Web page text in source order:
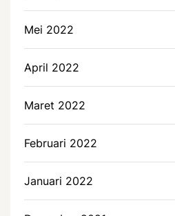
Mei 2022
April 2022
Maret 2022
Februari 2022
Januari 2022